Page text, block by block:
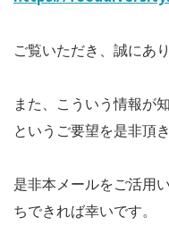
ご覧いただき、誠にあ
また、こういう情報が
というご要望を是非頂
是非本メールをご活用
ちできれば幸いです。